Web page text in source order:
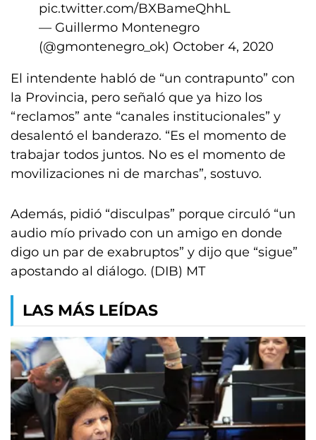
pic.twitter.com/BXBameQhhL
— Guillermo Montenegro
(@gmontenegro_ok) October 4, 2020
El intendente habló de “un contrapunto” con
la Provincia, pero señaló que ya hizo los
“reclamos” ante “canales institucionales” y
desalentó el banderazo. “Es el momento de
trabajar todos juntos. No es el momento de
movilizaciones ni de marchas”, sostuvo.
Además, pidió “disculpas” porque circuló “un
audio mío privado con un amigo en donde
digo un par de exabruptos” y dijo que “sigue”
apostando al diálogo. (DIB) MT
LAS MÁS LEÍDAS